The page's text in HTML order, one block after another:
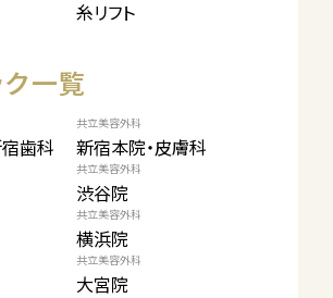
糸リフト
一覧
歯科
共立美容外科
新宿本院・皮膚科
共立美容外科
渋谷院
共立美容外科
横浜院
共立美容外科
大宮院